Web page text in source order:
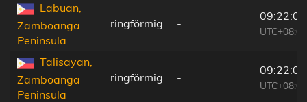
Labuan,
Zamboanga
Peninsula
ringförmig -
09:22:00
UTC+08:00
Talisayan,
Zamboanga
Peninsula
ringförmig -
09:22:03
UTC+08:00